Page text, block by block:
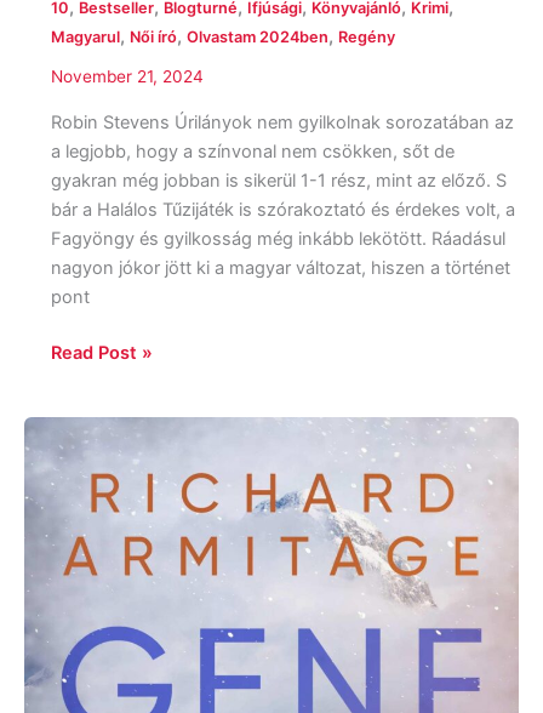
10, Bestseller, Blogturné, Ifjúsági, Könyvajánló, Krimi,
Magyarul, Női író, Olvastam 2024ben, Regény
November 21, 2024
Robin Stevens Úrilányok nem gyilkolnak sorozatában az
a legjobb, hogy a színvonal nem csökken, sőt de
gyakran még jobban is sikerül 1-1 rész, mint az előző. S
bár a Halálos Tűzijáték is szórakoztató és érdekes volt, a
Fagyöngy és gyilkosság még inkább lekötött. Ráadásul
nagyon jókor jött ki a magyar változat, hiszen a történet
pont
Read Post »
Armitage:
Genf